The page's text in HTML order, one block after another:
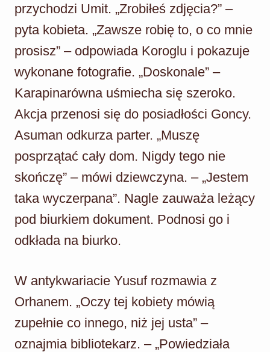
przychodzi Umit. „Zrobiłeś zdjęcia?” –
pyta kobieta. „Zawsze robię to, o co mnie
prosisz” – odpowiada Koroglu i pokazuje
wykonane fotografie. „Doskonale” –
Karapinarówna uśmiecha się szeroko.
Akcja przenosi się do posiadłości Goncy.
Asuman odkurza parter. „Muszę
posprzątać cały dom. Nigdy tego nie
skończę” – mówi dziewczyna. – „Jestem
taka wyczerpana”. Nagle zauważa leżący
pod biurkiem dokument. Podnosi go i
odkłada na biurko.
W antykwariacie Yusuf rozmawia z
Orhanem. „Oczy tej kobiety mówią
zupełnie co innego, niż jej usta” –
oznajmia bibliotekarz. – „Powiedziała